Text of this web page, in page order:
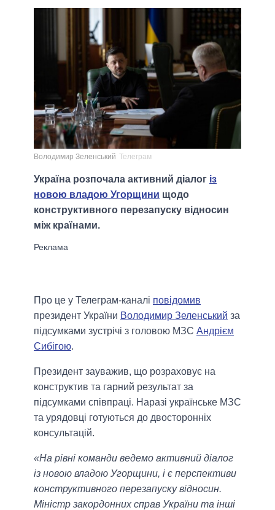
Володимир Зеленський Телеграм
Україна розпочала активний діалог із
новою владою Угорщини щодо
конструктивного перезапуску відносин
між країнами.
Про це у Телеграм-каналі повідомив
президент України Володимир Зеленський за
підсумками зустрічі з головою МЗС Андрієм
Сибігою.
Президент зауважив, що розраховує на
конструктив та гарний результат за
підсумками співпраці. Наразі українське МЗС
та урядовці готуються до двосторонніх
консультацій.
«На рівні команди ведемо активний діалог
із новою владою Угорщини, і є перспективи
конструктивного перезапуску відносин.
Міністр закордонних справ України та інші